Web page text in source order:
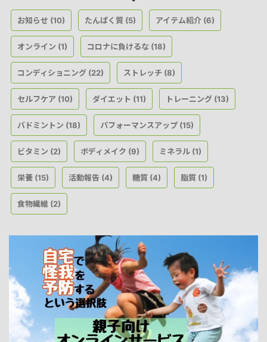
お知らせ (10) たんぱく質 (5) アイテム紹介 (6)
オンライン (1) コロナに負けるな (18)
コンディショニング (22) ストレッチ (8)
セルフケア (10) ダイエット (11) トレーニング (13)
バドミントン (18) パフォーマンスアップ (15)
ビタミン (2) ボディメイク (9) ミネラル (1)
栄養 (15) 活動報告 (4) 糖質 (4) 脂質 (1)
食物繊維 (2)